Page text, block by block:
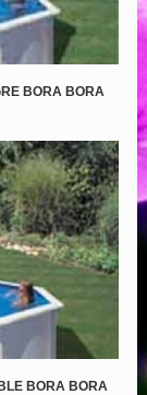
BORA BORA
BORA BORA